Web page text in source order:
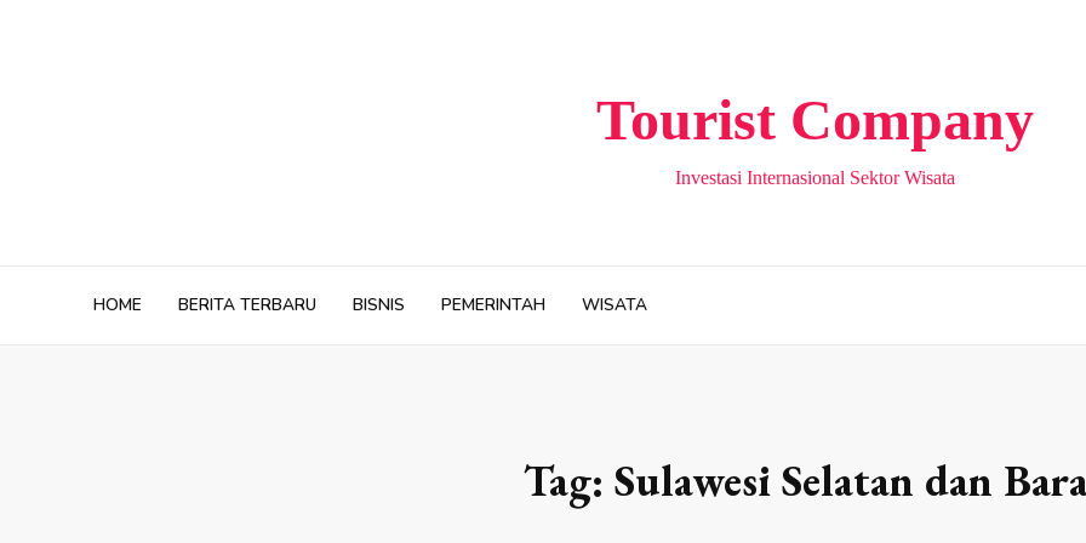
Tourist Company
Investasi Internasional Sektor Wisata
HOME BERITA TERBARU BISNIS PEMERINTAH WISATA
Tag: Sulawesi Selatan dan